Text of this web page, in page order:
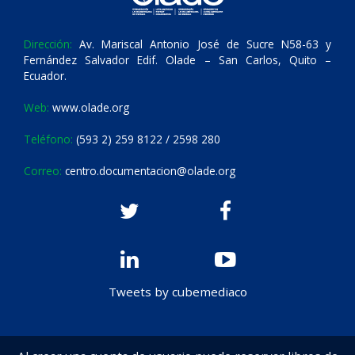
Dirección: Av. Mariscal Antonio José de Sucre N58-63 y
Fernández Salvador Edif. Olade – San Carlos, Quito –
Ecuador.
Web: www.olade.org
Teléfono: (593 2) 259 8122 / 2598 280
Correo: centro.documentacion@olade.org
Tweets by cubemediaco